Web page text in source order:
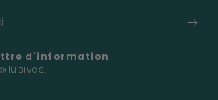
d'information